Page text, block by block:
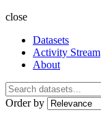
close
Datasets
Activity Stream
About
Order by